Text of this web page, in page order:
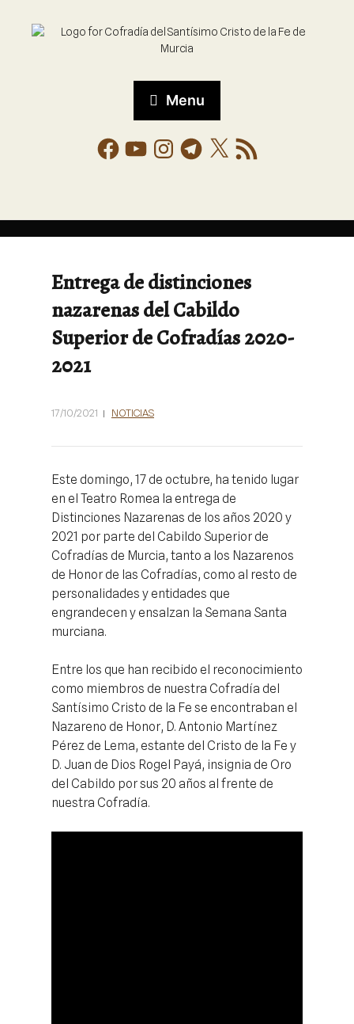
Menu
Entrega de distinciones
nazarenas del Cabildo
Superior de Cofradías 2020-
2021
17/10/2021 NOTICIAS
Este domingo, 17 de octubre, ha tenido lugar
en el Teatro Romea la entrega de
Distinciones Nazarenas de los años 2020 y
2021 por parte del Cabildo Superior de
Cofradías de Murcia, tanto a los Nazarenos
de Honor de las Cofradías, como al resto de
personalidades y entidades que
engrandecen y ensalzan la Semana Santa
murciana.
Entre los que han recibido el reconocimiento
como miembros de nuestra Cofradía del
Santísimo Cristo de la Fe se encontraban el
Nazareno de Honor, D. Antonio Martínez
Pérez de Lema, estante del Cristo de la Fe y
D. Juan de Dios Rogel Payá, insignia de Oro
del Cabildo por sus 20 años al frente de
nuestra Cofradía.